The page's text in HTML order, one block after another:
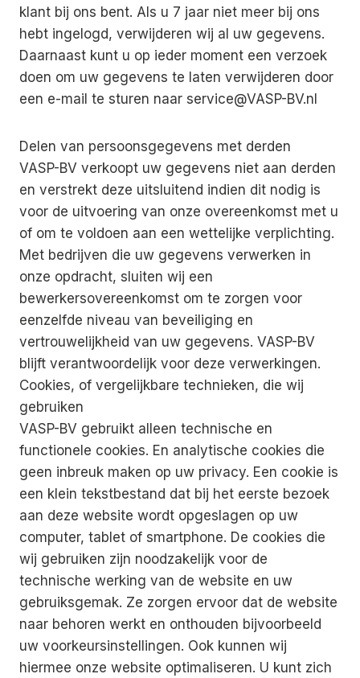
klant bij ons bent. Als u 7 jaar niet meer bij ons
hebt ingelogd, verwijderen wij al uw gegevens.
Daarnaast kunt u op ieder moment een verzoek
doen om uw gegevens te laten verwijderen door
een e-mail te sturen naar service@VASP-BV.nl
Delen van persoonsgegevens met derden
VASP-BV verkoopt uw gegevens niet aan derden
en verstrekt deze uitsluitend indien dit nodig is
voor de uitvoering van onze overeenkomst met u
of om te voldoen aan een wettelijke verplichting.
Met bedrijven die uw gegevens verwerken in
onze opdracht, sluiten wij een
bewerkersovereenkomst om te zorgen voor
eenzelfde niveau van beveiliging en
vertrouwelijkheid van uw gegevens. VASP-BV
blijft verantwoordelijk voor deze verwerkingen.
Cookies, of vergelijkbare technieken, die wij
gebruiken
VASP-BV gebruikt alleen technische en
functionele cookies. En analytische cookies die
geen inbreuk maken op uw privacy. Een cookie is
een klein tekstbestand dat bij het eerste bezoek
aan deze website wordt opgeslagen op uw
computer, tablet of smartphone. De cookies die
wij gebruiken zijn noodzakelijk voor de
technische werking van de website en uw
gebruiksgemak. Ze zorgen ervoor dat de website
naar behoren werkt en onthouden bijvoorbeeld
uw voorkeursinstellingen. Ook kunnen wij
hiermee onze website optimaliseren. U kunt zich